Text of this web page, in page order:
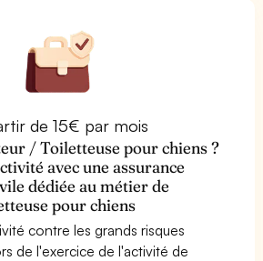
de 15€ par mois
/ Toiletteuse pour chiens ?
avec une assurance
dédiée au métier de
pour chiens
contre les grands risques
de l'exercice de l'activité de